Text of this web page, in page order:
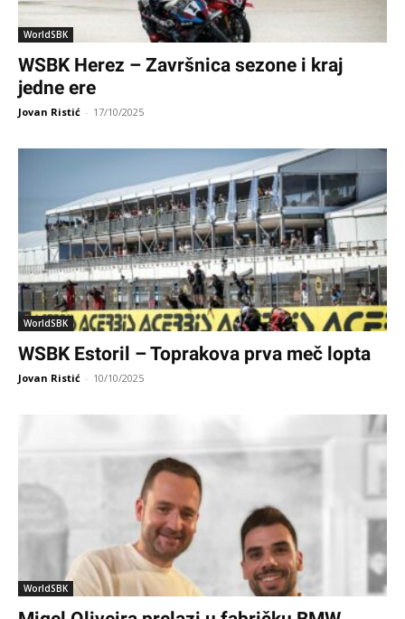
WorldSBK
WSBK Herez – Završnica sezone i kraj
jedne ere
Jovan Ristić - 17/10/2025
WorldSBK
WSBK Estoril – Toprakova prva meč lopta
Jovan Ristić - 10/10/2025
WorldSBK